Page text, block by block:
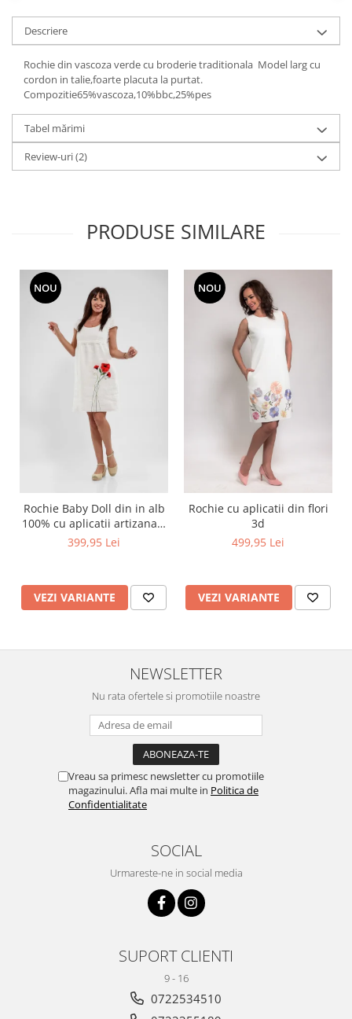
Descriere
Rochie din vascoza verde cu broderie traditionala Model larg cu
cordon in talie,foarte placuta la purtat.
Compozitie65%vascoza,10%bbc,25%pes
Tabel mărimi
Review-uri(2)
PRODUSE SIMILARE
NOU
Rochie Baby Doll din in alb
100% cu aplicatii artizanale
maci rosii
399,95 Lei
VEZI VARIANTE
NOU
Rochie cu aplicatii din flori
3d
499,95 Lei
VEZI VARIANTE
NEWSLETTER
Nu rata ofertele si promotiile noastre
Vreau sa primesc newsletter cu promotiile
magazinului. Afla mai multe in Politica de
Confidentialitate
SOCIAL
Urmareste-ne in social media
SUPORT CLIENTI
9 - 16
0722534510